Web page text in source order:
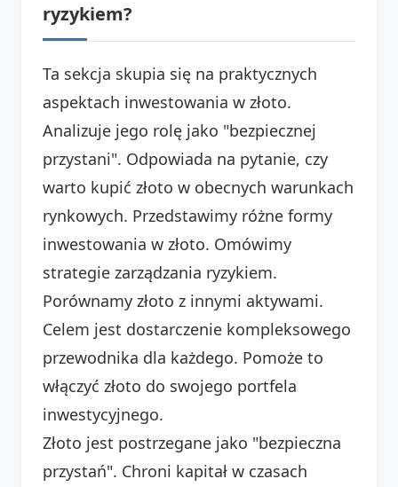
ryzykiem?
Ta sekcja skupia się na praktycznych
aspektach inwestowania w złoto.
Analizuje jego rolę jako "bezpiecznej
przystani". Odpowiada na pytanie, czy
warto kupić złoto w obecnych warunkach
rynkowych. Przedstawimy różne formy
inwestowania w złoto. Omówimy
strategie zarządzania ryzykiem.
Porównamy złoto z innymi aktywami.
Celem jest dostarczenie kompleksowego
przewodnika dla każdego. Pomoże to
włączyć złoto do swojego portfela
inwestycyjnego.
Złoto jest postrzegane jako "bezpieczna
przystań". Chroni kapitał w czasach